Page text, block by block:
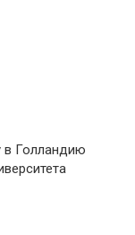
в Голландию